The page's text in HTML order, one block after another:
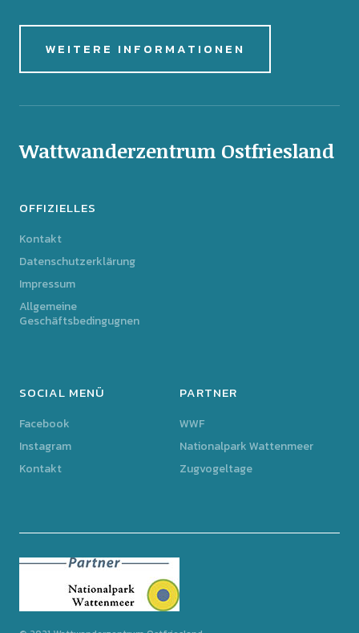
WEITERE INFORMATIONEN
Wattwanderzentrum Ostfriesland
OFFIZIELLES
Kontakt
Datenschutzerklärung
Impressum
Allgemeine
Geschäftsbedingugnen
SOCIAL MENÜ
Facebook
Instagram
Kontakt
PARTNER
WWF
Nationalpark Wattenmeer
Zugvogeltage